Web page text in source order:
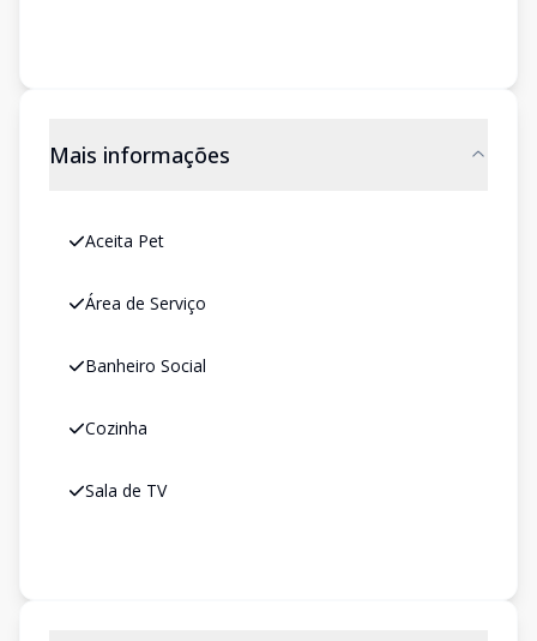
Mais informações
Aceita Pet
Área de Serviço
Banheiro Social
Cozinha
Sala de TV